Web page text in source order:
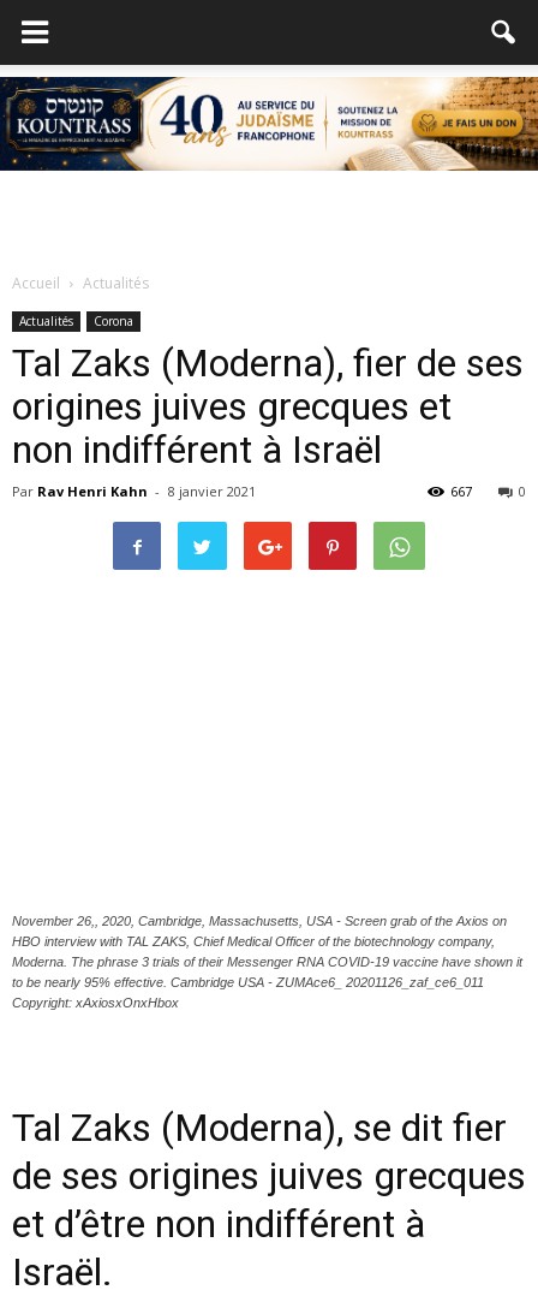
Accueil Actualités
Actualités Corona
Tal Zaks (Moderna), fier de ses
origines juives grecques et
non indifférent à Israël
Par Rav Henri Kahn - 8 janvier 2021 0
667
November 26,, 2020, Cambridge, Massachusetts, USA - Screen grab of the Axios on
HBO interview with TAL ZAKS, Chief Medical Officer of the biotechnology company,
Moderna. The phrase 3 trials of their Messenger RNA COVID-19 vaccine have shown it
to be nearly 95% effective. Cambridge USA - ZUMAce6_ 20201126_zaf_ce6_011
Copyright: xAxiosxOnxHbox
Tal Zaks (Moderna), se dit fier
de ses origines juives grecques
et d’être non indifférent à
Israël.